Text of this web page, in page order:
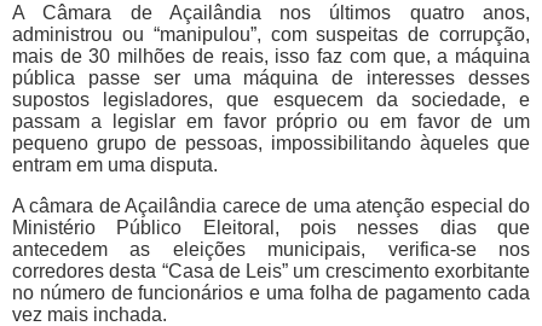
A Câmara de Açailândia nos últimos quatro anos,
administrou ou “manipulou”, com suspeitas de corrupção,
mais de 30 milhões de reais, isso faz com que, a máquina
pública passe ser uma máquina de interesses desses
supostos legisladores, que esquecem da sociedade, e
passam a legislar em favor próprio ou em favor de um
pequeno grupo de pessoas, impossibilitando àqueles que
entram em uma disputa.
A câmara de Açailândia carece de uma atenção especial do
Ministério Público Eleitoral, pois nesses dias que
antecedem as eleições municipais, verifica-se nos
corredores desta “Casa de Leis” um crescimento exorbitante
no número de funcionários e uma folha de pagamento cada
vez mais inchada.